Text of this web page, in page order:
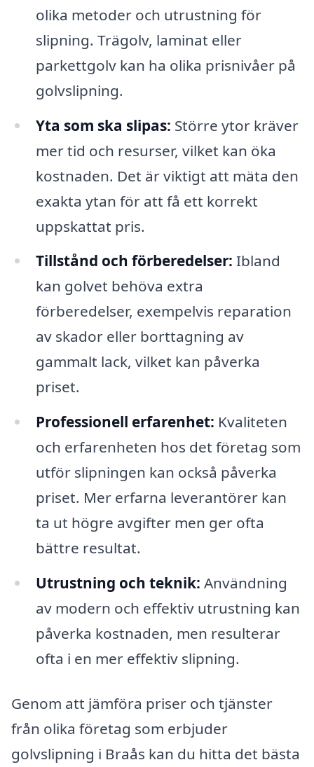
olika metoder och utrustning för
slipning. Trägolv, laminat eller
parkettgolv kan ha olika prisnivåer på
golvslipning.
Yta som ska slipas: Större ytor kräver
mer tid och resurser, vilket kan öka
kostnaden. Det är viktigt att mäta den
exakta ytan för att få ett korrekt
uppskattat pris.
Tillstånd och förberedelser: Ibland
kan golvet behöva extra
förberedelser, exempelvis reparation
av skador eller borttagning av
gammalt lack, vilket kan påverka
priset.
Professionell erfarenhet: Kvaliteten
och erfarenheten hos det företag som
utför slipningen kan också påverka
priset. Mer erfarna leverantörer kan
ta ut högre avgifter men ger ofta
bättre resultat.
Utrustning och teknik: Användning
av modern och effektiv utrustning kan
påverka kostnaden, men resulterar
ofta i en mer effektiv slipning.
Genom att jämföra priser och tjänster
från olika företag som erbjuder
golvslipning i Braås kan du hitta det bästa